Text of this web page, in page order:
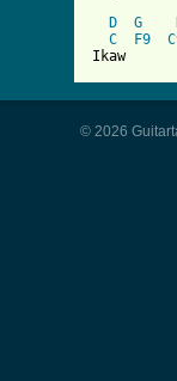
D
G
C
F9
Ikaw
© 2026